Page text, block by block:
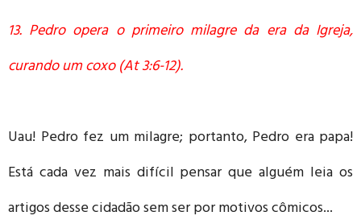
13. Pedro opera o primeiro milagre da era da Igreja,
curando um coxo (At 3:6-12).
Uau! Pedro fez um milagre; portanto, Pedro era papa!
Está cada vez mais difícil pensar que alguém leia os
artigos desse cidadão sem ser por motivos cômicos...